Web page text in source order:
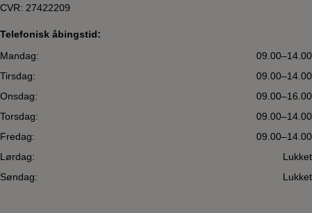
CVR: 27422209
Telefonisk åbingstid:
Mandag:
09.00–14.00
Tirsdag:
09.00–14.00
Onsdag:
09.00–16.00
Torsdag:
09.00–14.00
Fredag:
09.00–14.00
Lørdag:
Lukket
Søndag:
Lukket